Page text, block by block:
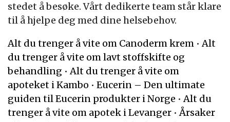
stedet å besøke. Vårt dedikerte team står klare
til å hjelpe deg med dine helsebehov.
Alt du trenger å vite om Canoderm krem •Alt
du trenger å vite om lavt stoffskifte og
behandling •Alt du trenger å vite om
apoteket i Kambo • Eucerin – Den ultimate
guiden til Eucerin produkter i Norge •Alt du
trenger å vite om apotek i Levanger •Årsaker